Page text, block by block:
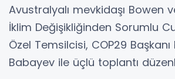
Avustralyalı mevkidaşı Bowen
İklim Değişikliğinden Sorumlu
Özel Temsilcisi, COP29
Babayev ile üçlü toplantı